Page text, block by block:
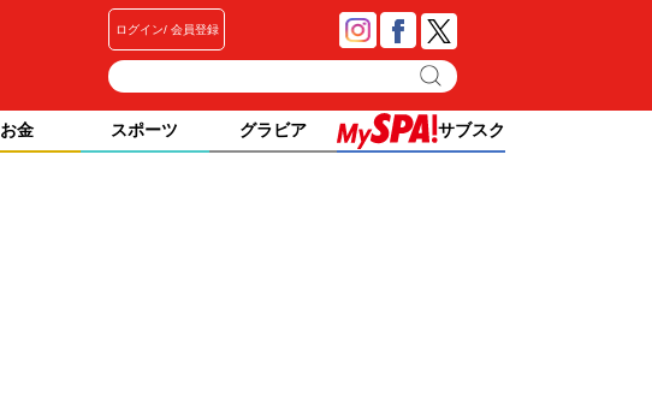
ログイン 会員登録
お金 スポーツ グラビア サブスク